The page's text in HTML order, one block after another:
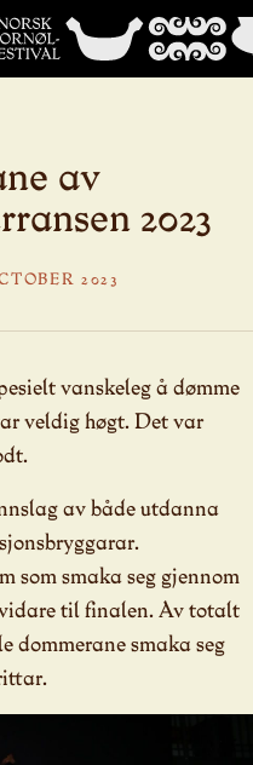
av
2023
2023
vanskeleg å dømme
veldig høgt. Det var
av både utdanna
som smaka seg gjennom
til finalen. Av totalt
dommerane smaka seg